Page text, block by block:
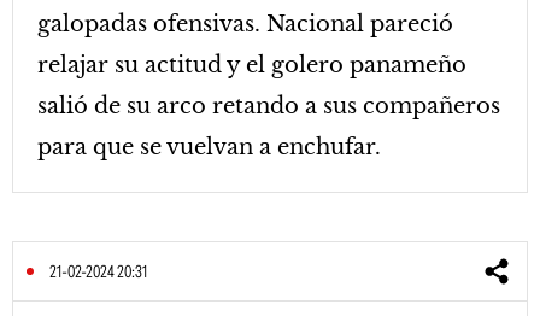
galopadas ofensivas. Nacional pareció
relajar su actitud y el golero panameño
salió de su arco retando a sus compañeros
para que se vuelvan a enchufar.
21-02-2024 20:31